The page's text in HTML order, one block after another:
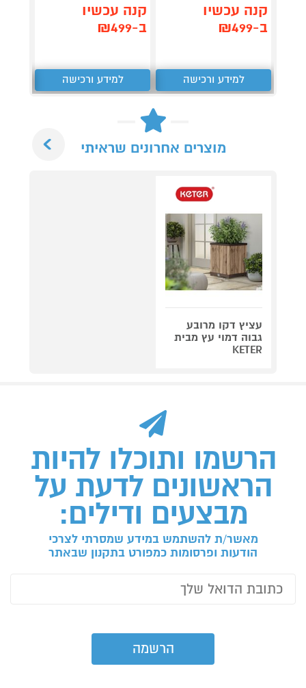
קנה עכשיו
ב-₪499
למידע ורכישה
קנה עכשיו
ב-₪499
למידע ורכישה
מוצרים אחרונים שראיתי
עציץ דקו מרובע
גבוה דמוי עץ מבית
KETER
הרשמו ותוכלו להיות
הראשונים לדעת על
מבצעים ודילים:
מאשר/ת להשתמש במידע שמסרתי לצרכי
הודעות ופרסומות כמפורט בתקנון שבאתר